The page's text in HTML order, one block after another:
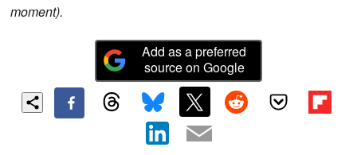
moment).
Add as a preferred
source on Google